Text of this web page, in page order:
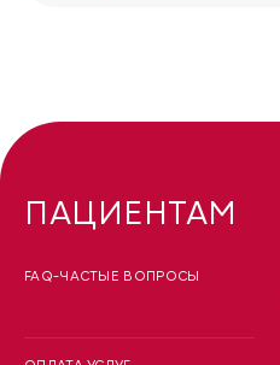
ПАЦИЕНТАМ
FAQ-ЧАСТЫЕ ВОПРОСЫ